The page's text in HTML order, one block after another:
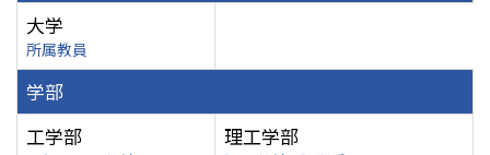
大学
所属教員
学部
工学部
理工学部